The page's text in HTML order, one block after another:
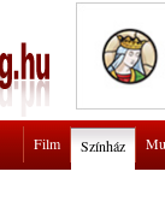
Film Színház